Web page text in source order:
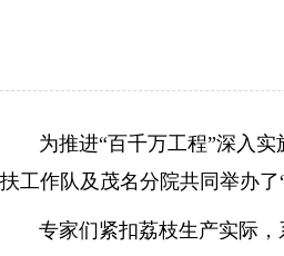
为推进“百千万工程”深入实
扶工作队及茂名分院共同举办了
专家们紧扣荔枝生产实际，